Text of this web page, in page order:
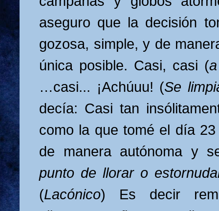
aseguro que la decisión
gozosa, simple, y de
única posible. Casi, casi (
…casi... ¡Achúuu! (Se
decía: Casi tan
como la que tomé el día
de manera autónoma y
punto de llorar o
(Lacónico) Es decir